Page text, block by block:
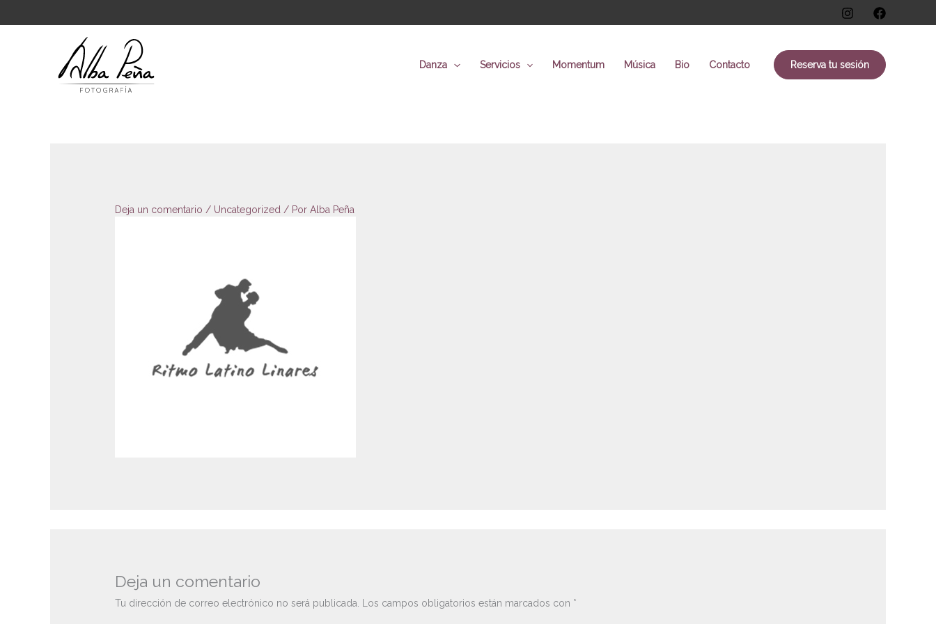
al
Danza
Servicios Momentum Música Bio Contacto Reserva tu sesión
Deja un comentario / Uncategorized / PorAlba Peña
Deja un comentario
Tu dirección de correo electrónico no será publicada. Los campos obligatorios están marcados con *